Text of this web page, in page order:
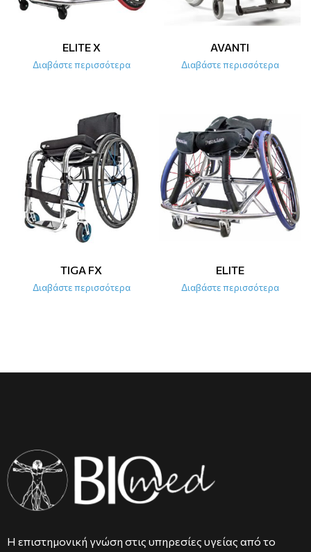
ELITE X
Διαβάστε περισσότερα
AVANTI
Διαβάστε περισσότερα
TIGA FX
Διαβάστε περισσότερα
ELITE
Διαβάστε περισσότερα
Η επιστημονική γνώση στις υπηρεσίες υγείας από το